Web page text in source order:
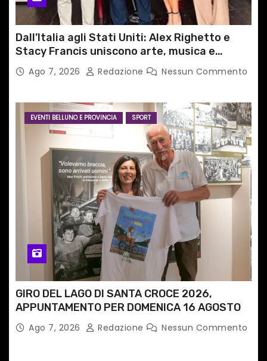
Dall’Italia agli Stati Uniti: Alex Righetto e
Stacy Francis uniscono arte, musica e
tecnologia in un nuovo progetto
internazionale”
Ago 7, 2026 Redazione Nessun Commento
EVENTI BELLUNO E PROVINCIA SPORT
GIRO DEL LAGO DI SANTA CROCE 2026,
APPUNTAMENTO PER DOMENICA 16 AGOSTO
Ago 7, 2026 Redazione Nessun Commento